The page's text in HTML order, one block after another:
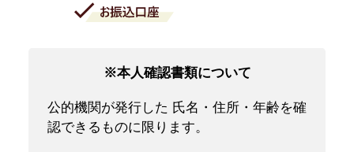
※本人確認書類について
公的機関が発行した 氏名・住所・年齢を確
認できるものに限ります。